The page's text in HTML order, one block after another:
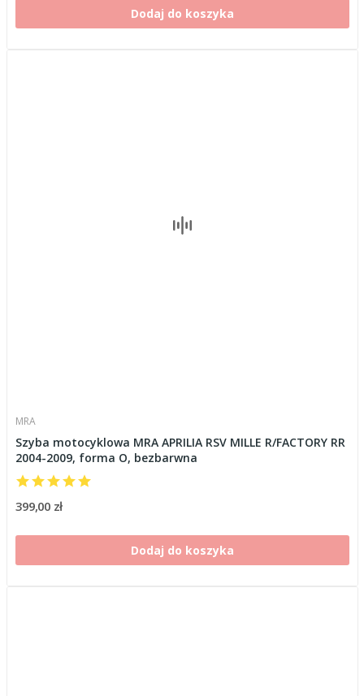
Dodaj do koszyka
MRA
Szyba motocyklowa MRA APRILIA RSV MILLE R/FACTORY RR
2004-2009, forma O, bezbarwna
399,00 zł
Dodaj do koszyka